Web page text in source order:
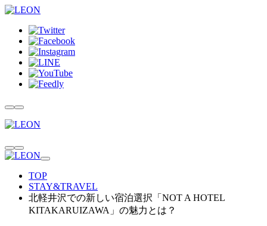
TOP
STAY&TRAVEL
北軽井沢での新しい宿泊選択「NOT A HOTEL
KITAKARUIZAWA」の魅力とは？